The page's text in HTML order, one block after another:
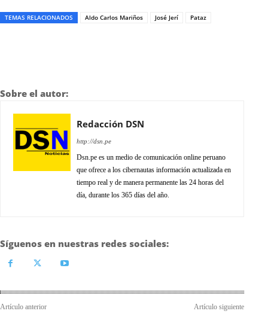
TEMAS RELACIONADOS Aldo Carlos Mariños José Jerí Pataz
Sobre el autor:
Redacción DSN
http://dsn.pe
Dsn.pe es un medio de comunicación online peruano
que ofrece a los cibernautas información actualizada en
tiempo real y de manera permanente las 24 horas del
día, durante los 365 días del año.
Síguenos en nuestras redes sociales:
Artículo anterior
Artículo siguiente